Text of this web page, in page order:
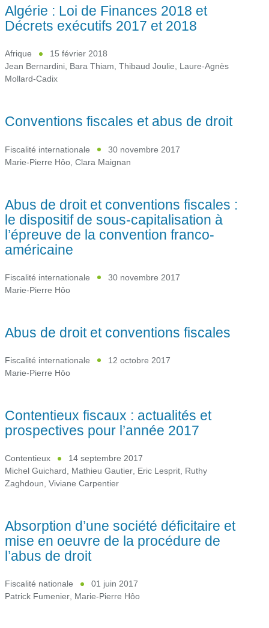
Algérie : Loi de Finances 2018 et
Décrets exécutifs 2017 et 2018
Afrique
15 février 2018
Jean Bernardini, Bara Thiam, Thibaud Joulie, Laure-Agnès
Mollard-Cadix
Conventions fiscales et abus de droit
Fiscalité internationale
30 novembre 2017
Marie-Pierre Hôo Clara Maignan
Abus de droit et conventions fiscales :
le dispositif de sous-capitalisation à
l’épreuve de la convention franco-
américaine
Fiscalité internationale
30 novembre 2017
Marie-Pierre Hôo
Abus de droit et conventions fiscales
Fiscalité internationale
12 octobre 2017
Marie-Pierre Hôo
Contentieux fiscaux : actualités et
prospectives pour l’année 2017
Contentieux
14 septembre 2017
Michel Guichard, Mathieu Gautier, Eric Lesprit, Ruthy
Zaghdoun, Viviane Carpentier
Absorption d’une société déficitaire et
mise en oeuvre de la procédure de
l’abus de droit
Fiscalité nationale
01 juin 2017
Patrick Fumenier, Marie-Pierre Hôo